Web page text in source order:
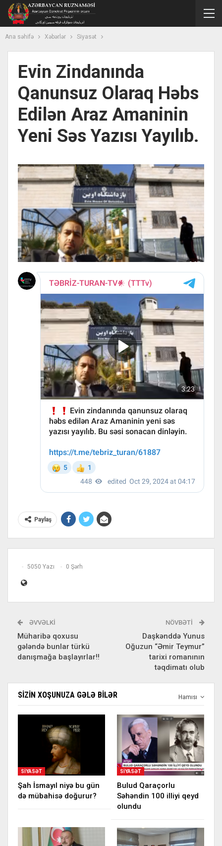
Ana səhifə Xəbərlər Siyasət
Evin Zindanında
Qanunsuz Olaraq Həbs
Edilən Araz Amaninin
Yeni Səs Yazısı Yayılıb.
Paylaş
5050 Yazı 0 Şərh
ƏVVƏLKI
Müharibə qoxusu
gələndə bunlar türkü
danışmağa başlayırlar!!
NÖVBƏTI
Daşkənddə Yunus
Oğuzun “Əmir Teymur”
tarixi romanının
təqdimatı olub
Hamısı
SIZIN XOŞUNUZA GƏLƏ BILƏR
SIYASƏT
Şah İsmayıl niyə bu gün
də mübahisə doğurur?
SIYASƏT
Bulud Qaraçorlu
Səhəndin 100 illiyi qeyd
olundu